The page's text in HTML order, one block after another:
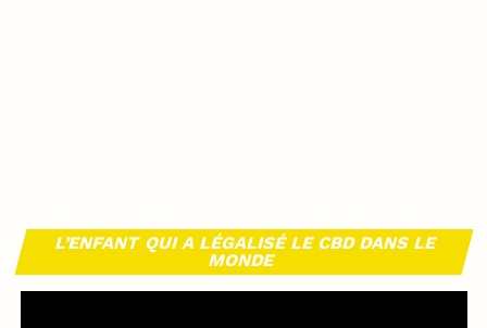
L’ENFANT QUI A LÉGALISÉ LE CBD DANS LE
MONDE